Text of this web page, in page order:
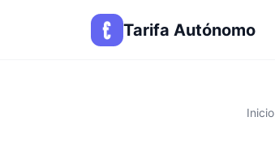
Tarifa Autónomo
Inicio